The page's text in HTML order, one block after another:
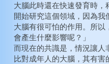
大腦此時還在快速發育時
開始研究這個領域，因為
大腦有很可怕的作用。所以
會產生什麼影響呢？」
而現在的共識是，情況讓
比對成年人的大腦，其有